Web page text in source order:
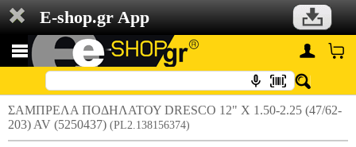
E-shop.gr App
ΣΑΜΠΡΕΛΑ ΠΟΔΗΛΑΤΟΥ DRESCO 12" X 1.50-2.25 (47/62-
203) AV (5250437) (PL2.138156374)